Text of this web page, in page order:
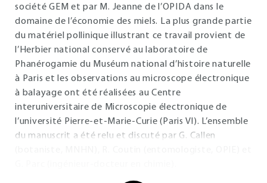
société GEM et par M. Jeanne de l’OPIDA dans le
domaine de l’économie des miels. La plus grande partie
du matériel pollinique illustrant ce travail provient de
l’Herbier national conservé au laboratoire de
Phanérogamie du Muséum national d’histoire naturelle
à Paris et les observations au microscope électronique
à balayage ont été réalisées au Centre
interuniversitaire de Microscopie électronique de
l’université Pierre-et-Marie-Curie (Paris VI). L’ensemble
du manuscrit a été relu et discuté par G. Callen